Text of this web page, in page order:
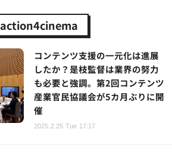
action4cinema
コンテンツ支援の一元化は進展
したか？是枝監督は業界の努力
も必要と強調。第2回コンテンツ
産業官民協議会が5カ月ぶりに開
催
2025.2.25 Tue 17:17